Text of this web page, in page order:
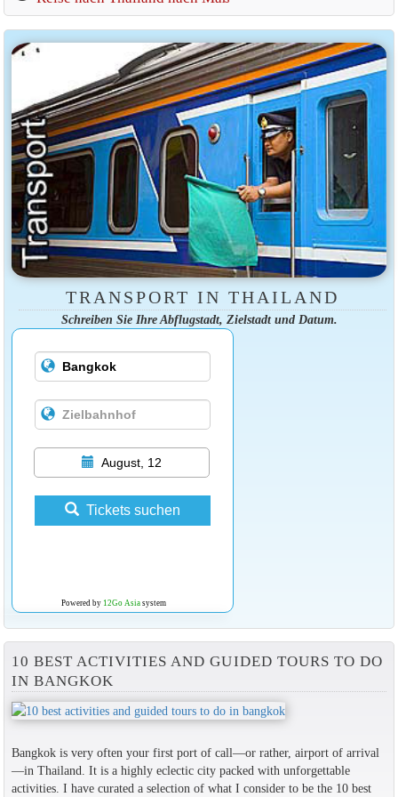
TRANSPORT IN THAILAND
Schreiben Sie Ihre Abflugstadt, Zielstadt und Datum.
August, 12
Tickets suchen
Powered by 12Go Asiasystem
10 BEST ACTIVITIES AND GUIDED TOURS TO DO
IN BANGKOK
Bangkok is very often your first port of call—or rather, airport of arrival
—in Thailand. It is a highly eclectic city packed with unforgettable
activities. I have curated a selection of what I consider to be the 10 best